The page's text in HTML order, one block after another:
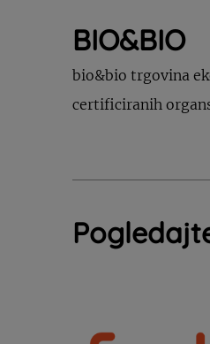
BIO&BIO
bio&bio trgovina
certificiranih